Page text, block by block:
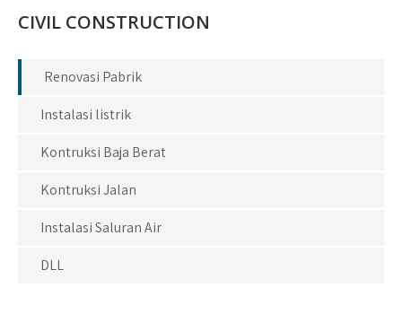
CIVIL CONSTRUCTION
Renovasi Pabrik
Instalasi listrik
Kontruksi Baja Berat
Kontruksi Jalan
Instalasi Saluran Air
DLL